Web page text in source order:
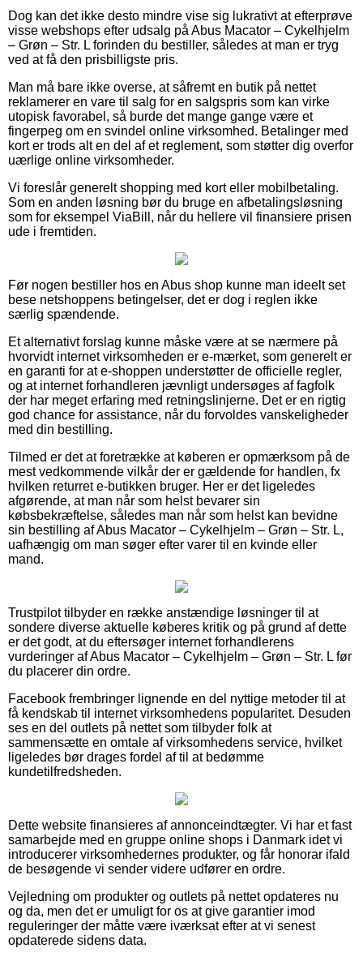
Dog kan det ikke desto mindre vise sig lukrativt at efterprøve
visse webshops efter udsalg på Abus Macator – Cykelhjelm
– Grøn – Str. L forinden du bestiller, således at man er tryg
ved at få den prisbilligste pris.
Man må bare ikke overse, at såfremt en butik på nettet
reklamerer en vare til salg for en salgspris som kan virke
utopisk favorabel, så burde det mange gange være et
fingerpeg om en svindel online virksomhed. Betalinger med
kort er trods alt en del af et reglement, som støtter dig overfor
uærlige online virksomheder.
Vi foreslår generelt shopping med kort eller mobilbetaling.
Som en anden løsning bør du bruge en afbetalingsløsning
som for eksempel ViaBill, når du hellere vil finansiere prisen
ude i fremtiden.
Før nogen bestiller hos en Abus shop kunne man ideelt set
bese netshoppens betingelser, det er dog i reglen ikke
særlig spændende.
Et alternativt forslag kunne måske være at se nærmere på
hvorvidt internet virksomheden er e-mærket, som generelt er
en garanti for at e-shoppen understøtter de officielle regler,
og at internet forhandleren jævnligt undersøges af fagfolk
der har meget erfaring med retningslinjerne. Det er en rigtig
god chance for assistance, når du forvoldes vanskeligheder
med din bestilling.
Tilmed er det at foretrække at køberen er opmærksom på de
mest vedkommende vilkår der er gældende for handlen, fx
hvilken returret e-butikken bruger. Her er det ligeledes
afgørende, at man når som helst bevarer sin
købsbekræftelse, således man når som helst kan bevidne
sin bestilling af Abus Macator – Cykelhjelm – Grøn – Str. L,
uafhængig om man søger efter varer til en kvinde eller
mand.
Trustpilot tilbyder en række anstændige løsninger til at
sondere diverse aktuelle køberes kritik og på grund af dette
er det godt, at du eftersøger internet forhandlerens
vurderinger af Abus Macator – Cykelhjelm – Grøn – Str. L før
du placerer din ordre.
Facebook frembringer lignende en del nyttige metoder til at
få kendskab til internet virksomhedens popularitet. Desuden
ses en del outlets på nettet som tilbyder folk at
sammensætte en omtale af virksomhedens service, hvilket
ligeledes bør drages fordel af til at bedømme
kundetilfredsheden.
Dette website finansieres af annonceindtægter. Vi har et fast
samarbejde med en gruppe online shops i Danmark idet vi
introducerer virksomhedernes produkter, og får honorar ifald
de besøgende vi sender videre udfører en ordre.
Vejledning om produkter og outlets på nettet opdateres nu
og da, men det er umuligt for os at give garantier imod
reguleringer der måtte være iværksat efter at vi senest
opdaterede sidens data.